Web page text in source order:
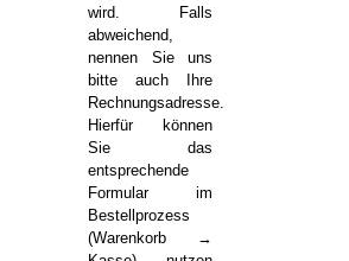
wird. Falls
abweichend,
nennen Sie uns
bitte auch Ihre
Rechnungsadresse.
Hierfür können
Sie das
entsprechende
Formular im
Bestellprozess
(Warenkorb →